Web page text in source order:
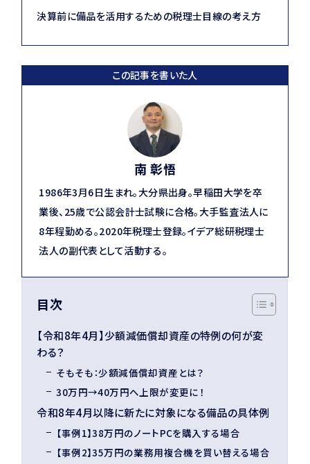
決算前に備品を活用するための税理士目線の考え方
この記事を書いた人
南 彰悟
1986年3月6日生まれ。大分県出身。早稲田大学を卒
業後、25歳で公認会計士試験に合格。大手監査法人に
8年程勤める。2020年税理士登録。イデア総研税理士
法人の副代表として活動する。
目次
【令和8年4月】少額減価償却資産の特例の何が変
わる？
そもそも：少額減価償却資産とは？
30万円→40万円へ上限が変更に！
令和8年4月以降に新たに対象になる備品の具体例
【事例1】38万円のノートPCを購入する場合
【事例2】35万円の業務用複合機を買い替える場合